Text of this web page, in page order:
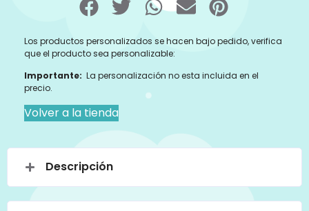
Los productos personalizados se hacen bajo pedido, verifica
que el producto sea personalizable:
Importante: La personalización no esta incluida en el
precio.
Volver a la tienda
Descripción